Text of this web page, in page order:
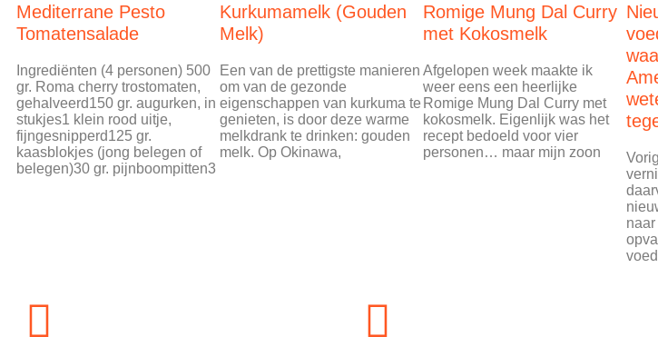
Mediterrane Pesto
Tomatensalade
Ingrediënten (4 personen) 500
gr. Roma cherry trostomaten,
gehalveerd150 gr. augurken, in
stukjes1 klein rood uitje,
fijngesnipperd125 gr.
kaasblokjes (jong belegen of
belegen)30 gr. pijnboompitten3
Kurkumamelk (Gouden
Melk)
Een van de prettigste manieren
om van de gezonde
eigenschappen van kurkuma te
genieten, is door deze warme
melkdrank te drinken: gouden
melk. Op Okinawa,
Romige Mung Dal Curry
met Kokosmelk
Afgelopen week maakte ik
weer eens een heerlijke
Romige Mung Dal Curry met
kokosmelk. Eigenlijk was het
recept bedoeld voor vier
personen… maar mijn zoon